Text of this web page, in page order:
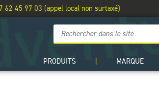
45 97 03 (appel local non surtaxé)
PRODUITS MARQUE